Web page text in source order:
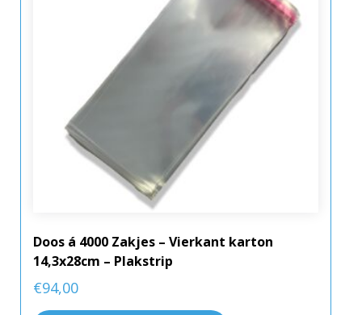
Doos á 4000 Zakjes – Vierkant karton
14,3x28cm – Plakstrip
€94,00